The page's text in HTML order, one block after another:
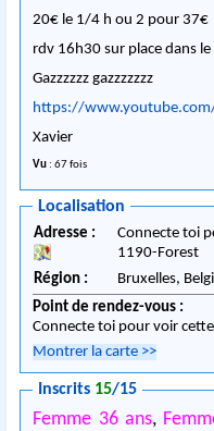
20€ le 1/4 h ou 2 pour 37€
rdv 16h30 sur place dans
Gazzzzzz gazzzzzzz
https://www.youtube.com/
Xavier
Vu : 67 fois
Localisation
Adresse :
Connecte toi
1190-Forest
Région :
Bruxelles,
Point de rendez-vous :
Connecte toi pour voir
Montrer la carte >>
Inscrits 15/15
Femme 36 ans,